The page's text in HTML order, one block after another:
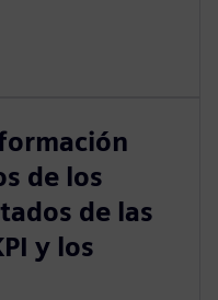
de los
de las
y los